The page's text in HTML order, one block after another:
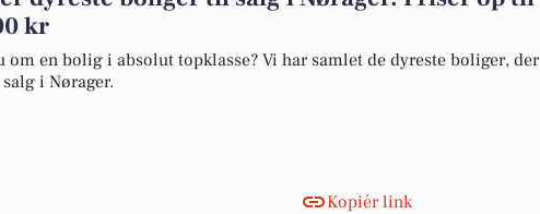
kr
om en bolig i absolut topklasse? Vi har samlet de dyreste boliger, der
i Nørager.
Kopiér link